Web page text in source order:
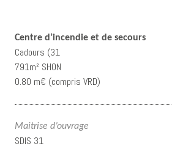
Centre d’incendie et de secours
Cadours (31
791m² SHON
0.80 m€ (compris VRD)
Maitrise d’ouvrage
SDIS 31